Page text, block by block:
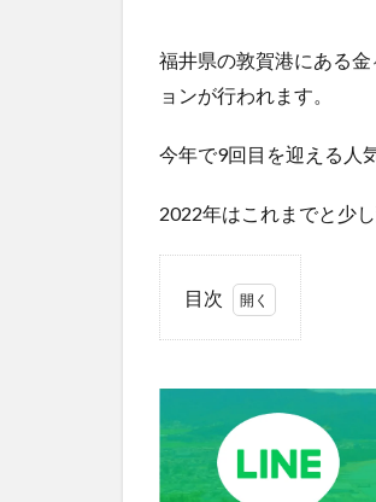
福井県の敦賀港にある
ョンが行われます。
今年で9回目を迎える人
2022年はこれまでと少
目次
はイ
ンの